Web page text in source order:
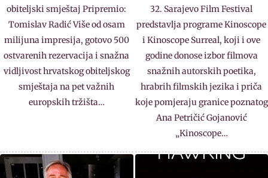
obiteljski smještaj Pripremio:
Tomislav Radić Više od osam
milijuna impresija, gotovo 500
ostvarenih rezervacija i snažna
vidljivost hrvatskog obiteljskog
smještaja na pet važnih
europskih tržišta…
32. Sarajevo Film Festival
predstavlja programe Kinoscope
i Kinoscope Surreal, koji i ove
godine donose izbor filmova
snažnih autorskih poetika,
hrabrih filmskih jezika i priča
koje pomjeraju granice poznatog
Ana Petričić Gojanović
„Kinoscope…